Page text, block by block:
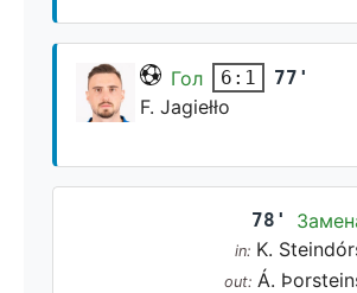
Гол 6:1 77'
F. Jagiełło
78'
in: K.
out: Á.